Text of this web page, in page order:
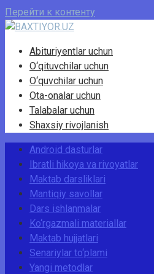
Перейти к контенту
Abituriyentlar uchun
O‘qituvchilar uchun
O‘quvchilar uchun
Ota-onalar uchun
Talabalar uchun
Shaxsiy rivojlanish
Android dasturlar
Ibratli hikoya va rivoyatlar
Maktab darsliklari
Mantiqiy savollar
Dars ishlanmalar
Ko‘rgazmali materiallar
Maktab hujjatlari
Senariylar to‘plami
Yangi metodlar